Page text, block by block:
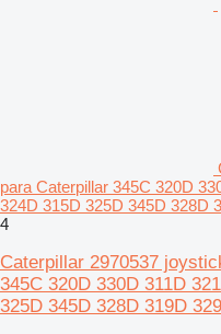
para Caterpillar 345C 320D
324D 315D 325D 345D 328D
4
Caterpillar 2970537
345C 320D 330D 311D
325D 345D 328D 319D